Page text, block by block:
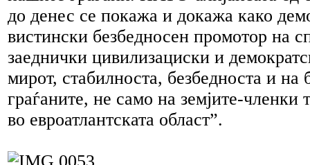
до денес се покажа и докажа како
вистински безбедносен промотор на
заеднички цивилизациски и
мирот, стабилноста, безбедноста и на
граѓаните, не само на земјите-
во евроатлантската област”.